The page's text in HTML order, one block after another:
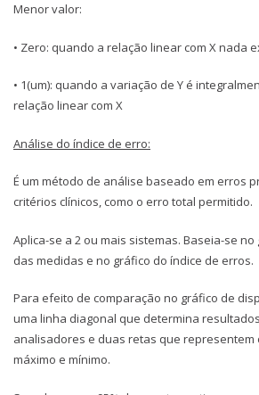
Menor valor:
• Zero: quando a relação linear com X nada
• 1(um): quando a variação de Y é
relação linear com X
Análise do índice de erro:
É um método de análise baseado em erros
critérios clínicos, como o erro total permitido.
Aplica-se a 2 ou mais sistemas. Baseia-se
das medidas e no gráfico do índice de erros.
Para efeito de comparação no gráfico de
uma linha diagonal que determina
analisadores e duas retas que representem
máximo e mínimo.